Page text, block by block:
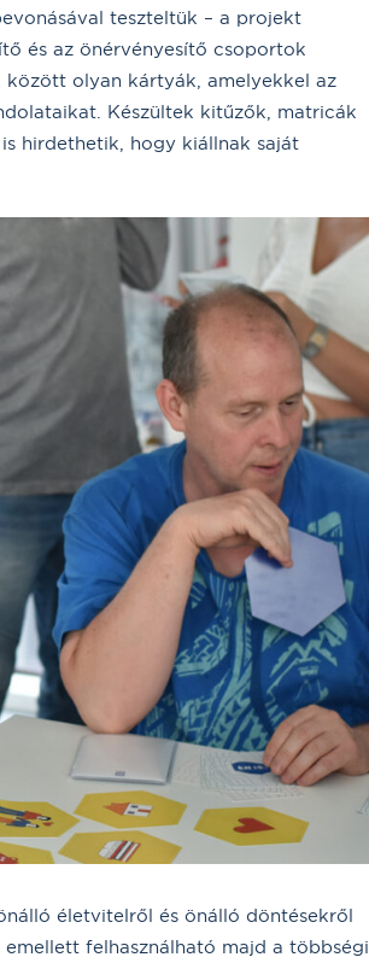
teszteltük – a projekt
és az önérvényesítő csoportok
olyan kártyák, amelyekkel az
Készültek kitűzők, matricák
hirdethetik, hogy kiállnak saját
életvitelről és önálló döntésekről
felhasználható majd a többségi